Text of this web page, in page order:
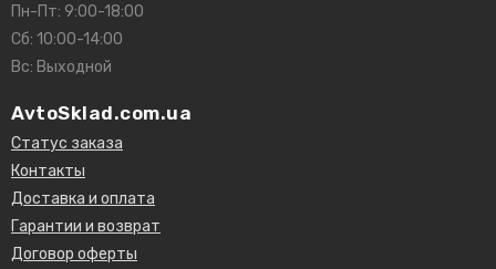
Пн-Пт: 9:00-18:00
Сб: 10:00-14:00
Вс: Выходной
AvtoSklad.com.ua
Статус заказа
Контакты
Доставка и оплата
Гарантии и возврат
Договор оферты